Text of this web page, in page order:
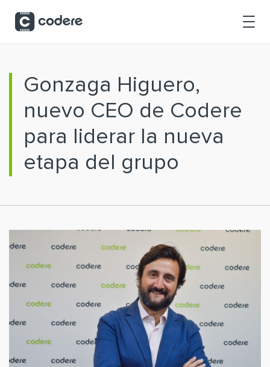
Gonzaga Higuero,
nuevo CEO de Codere
para liderar la nueva
etapa del grupo